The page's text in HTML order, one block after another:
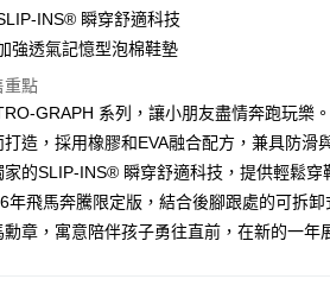
說明
服務由台灣大哥大提供，台灣大哥大用戶可立即使
款方式選擇「大哥付你分期」，訂單成立後會自動
，驗證手機門號後，選擇欲分期的期數、繳款截止
交易。
際核准額度、可分期數及費用金額請依後續交易確
單成立30分鐘內，如未前往確認交易或遇審核未通
如遇「轉專審核」未通過狀況，表示未達大哥付你
說明評估內容。
款方式說明】
付款
NT$100，滿NT$2,500(含以上)免運費
INS® 瞬穿舒適科技
強透氣記憶型泡棉鞋墊
重點
GRAPH 系列，讓小朋友盡情奔跑玩樂
打造，採用橡膠和EVA融合配方，兼具防滑
家的SLIP-INS® 瞬穿舒適科技，提供輕鬆穿
年飛馬奔騰限定版，結合後腳跟處的可拆
勳章，寓意陪伴孩子勇往直前，在新的一年